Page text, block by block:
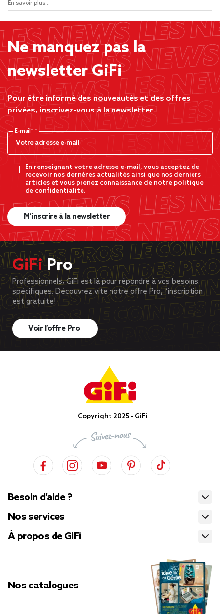
En savoir plus...
Ne manquez pas la
newsletter GiFi
Pour être informé des nouveautés et des offres
privées, inscrivez-vous à la newsletter
E-mail*
En renseignant votre adresse e-mail, vous acceptez de
recevoir nos dernères actualités ainsi que nos derniers
articles et vous prenez connaissance de notre politique
de confidentialité.
M’inscrire à la newsletter
GiFiPro
Professionnels, GiFi est là pour répondre à vos besoins
spécifiques. Découvrez vite notre offre Pro, l’inscription
est gratuite!
Voir l’offre Pro
Copyright 2025 - GiFi
Besoin d’aide ?
Nos services
À propos de GiFi
Nos catalogues